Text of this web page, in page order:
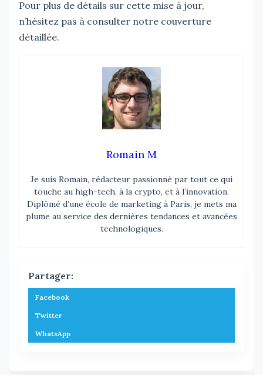
Pour plus de détails sur cette mise à jour,
n’hésitez pas à consulter notre couverture
détaillée.
Romain M
Je suis Romain, rédacteur passionné par tout ce qui
touche au high-tech, à la crypto, et à l’innovation.
Diplômé d’une école de marketing à Paris, je mets ma
plume au service des dernières tendances et avancées
technologiques.
Partager:
Facebook
Twitter
WhatsApp